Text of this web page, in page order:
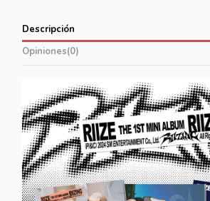
Descripción
Opiniones(0)